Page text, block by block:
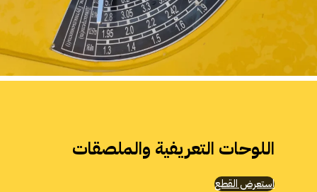
اللوحات التعريفية والملصقات
استعرض القطع